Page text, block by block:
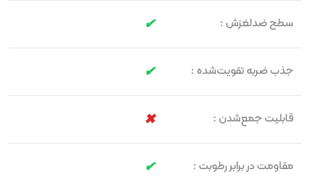
سطح ضدلغزش :
جذب ضربه تقویت‌شده :
قابلیت جمع‌شدن :
مقاومت در برابر رطوبت :